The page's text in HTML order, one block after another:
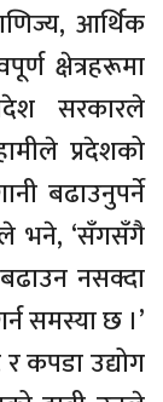
आर्थिक
क्षेत्रहरूमा
सरकारले
प्रदेशको
बढाउनुपर्ने
भने, ‘सँगसँगै
नसक्दा
समस्या छ ।’
र कपडा उद्योग